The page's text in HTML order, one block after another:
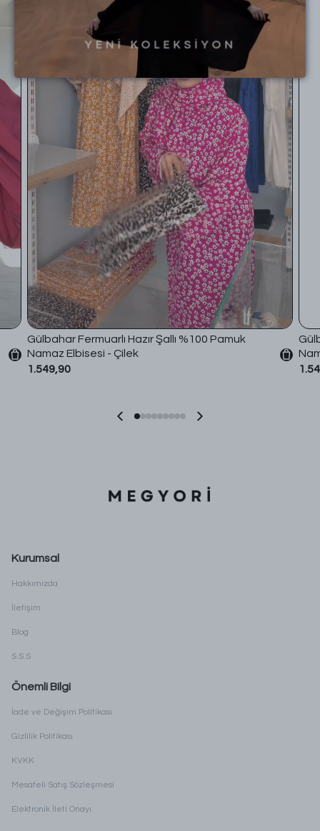
Gülbahar Fermuarlı Hazır Şallı %100 Pamuk
Namaz Elbisesi - Çilek
1.549,90
Kurumsal
Hakkımızda
İletişim
Blog
S.S.S
Önemli Bilgi
İade ve Değişim Politikası
Gizlilik Politikası
KVKK
Mesafeli Satış Sözleşmesi
Elektronik İleti Onayı